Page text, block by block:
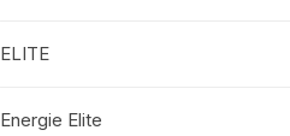
ELITE
Energie Elite